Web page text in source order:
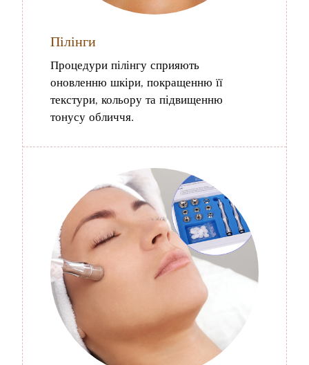
Пілінги
Процедури пілінгу сприяють
оновленню шкіри, покращенню її
текстури, кольору та підвищенню
тонусу обличчя.